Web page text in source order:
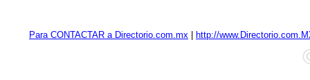
Para CONTACTAR a Directorio.com.mx http://